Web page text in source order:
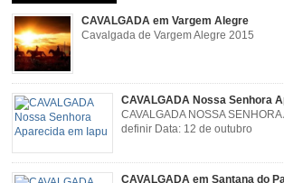
CAVALGADA em Vargem Alegre
Cavalgada de Vargem Alegre 2015
CAVALGADA Nossa Senhora
CAVALGADA NOSSA
definir Data: 12 de outubro
CAVALGADA em Santana do